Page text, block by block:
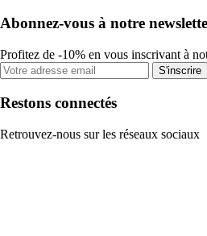
Abonnez-vous à notre
Profitez de -10% en vous inscrivant à
S'inscrire
Restons connectés
Retrouvez-nous sur les réseaux sociaux